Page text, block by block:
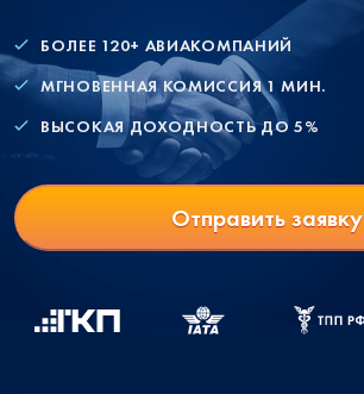
БОЛЕЕ 120+ АВИАКОМПАНИЙ
МГНОВЕННАЯ КОМИССИЯ 1 МИН.
ВЫСОКАЯ ДОХОДНОСТЬ ДО 5%
Отправить заявку